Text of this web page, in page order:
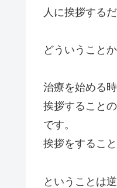
人に挨拶する
どういうこと
治療を始める
挨拶すること
です。
挨拶をするこ
ということは